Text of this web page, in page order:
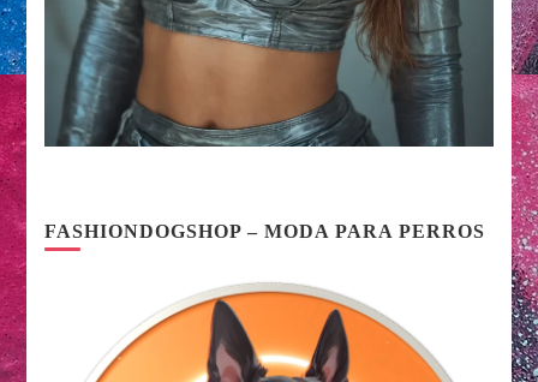
FASHIONDOGSHOP – MODA PARA PERROS